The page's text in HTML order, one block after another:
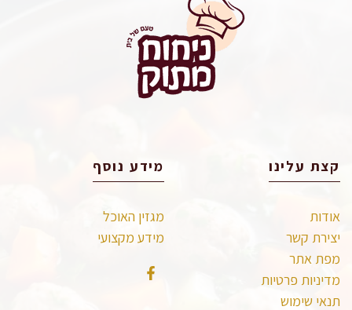
קצת עלינו
אודות
יצירת קשר
מפת אתר
מדיניות פרטיות
תנאי שימוש
מידע נוסף
מגזין האוכל
מידע מקצועי